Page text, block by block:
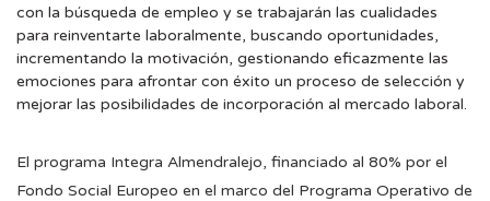
con la búsqueda de empleo y se trabajarán las cualidades
para reinventarte laboralmente, buscando oportunidades,
incrementando la motivación, gestionando eficazmente las
emociones para afrontar con éxito un proceso de selección y
mejorar las posibilidades de incorporación al mercado laboral.
El programa Integra Almendralejo, financiado al 80% por el
Fondo Social Europeo en el marco del Programa Operativo de